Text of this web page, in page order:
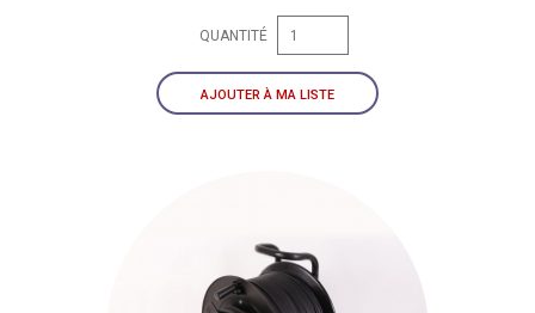
QUANTITÉ
AJOUTER À MA LISTE